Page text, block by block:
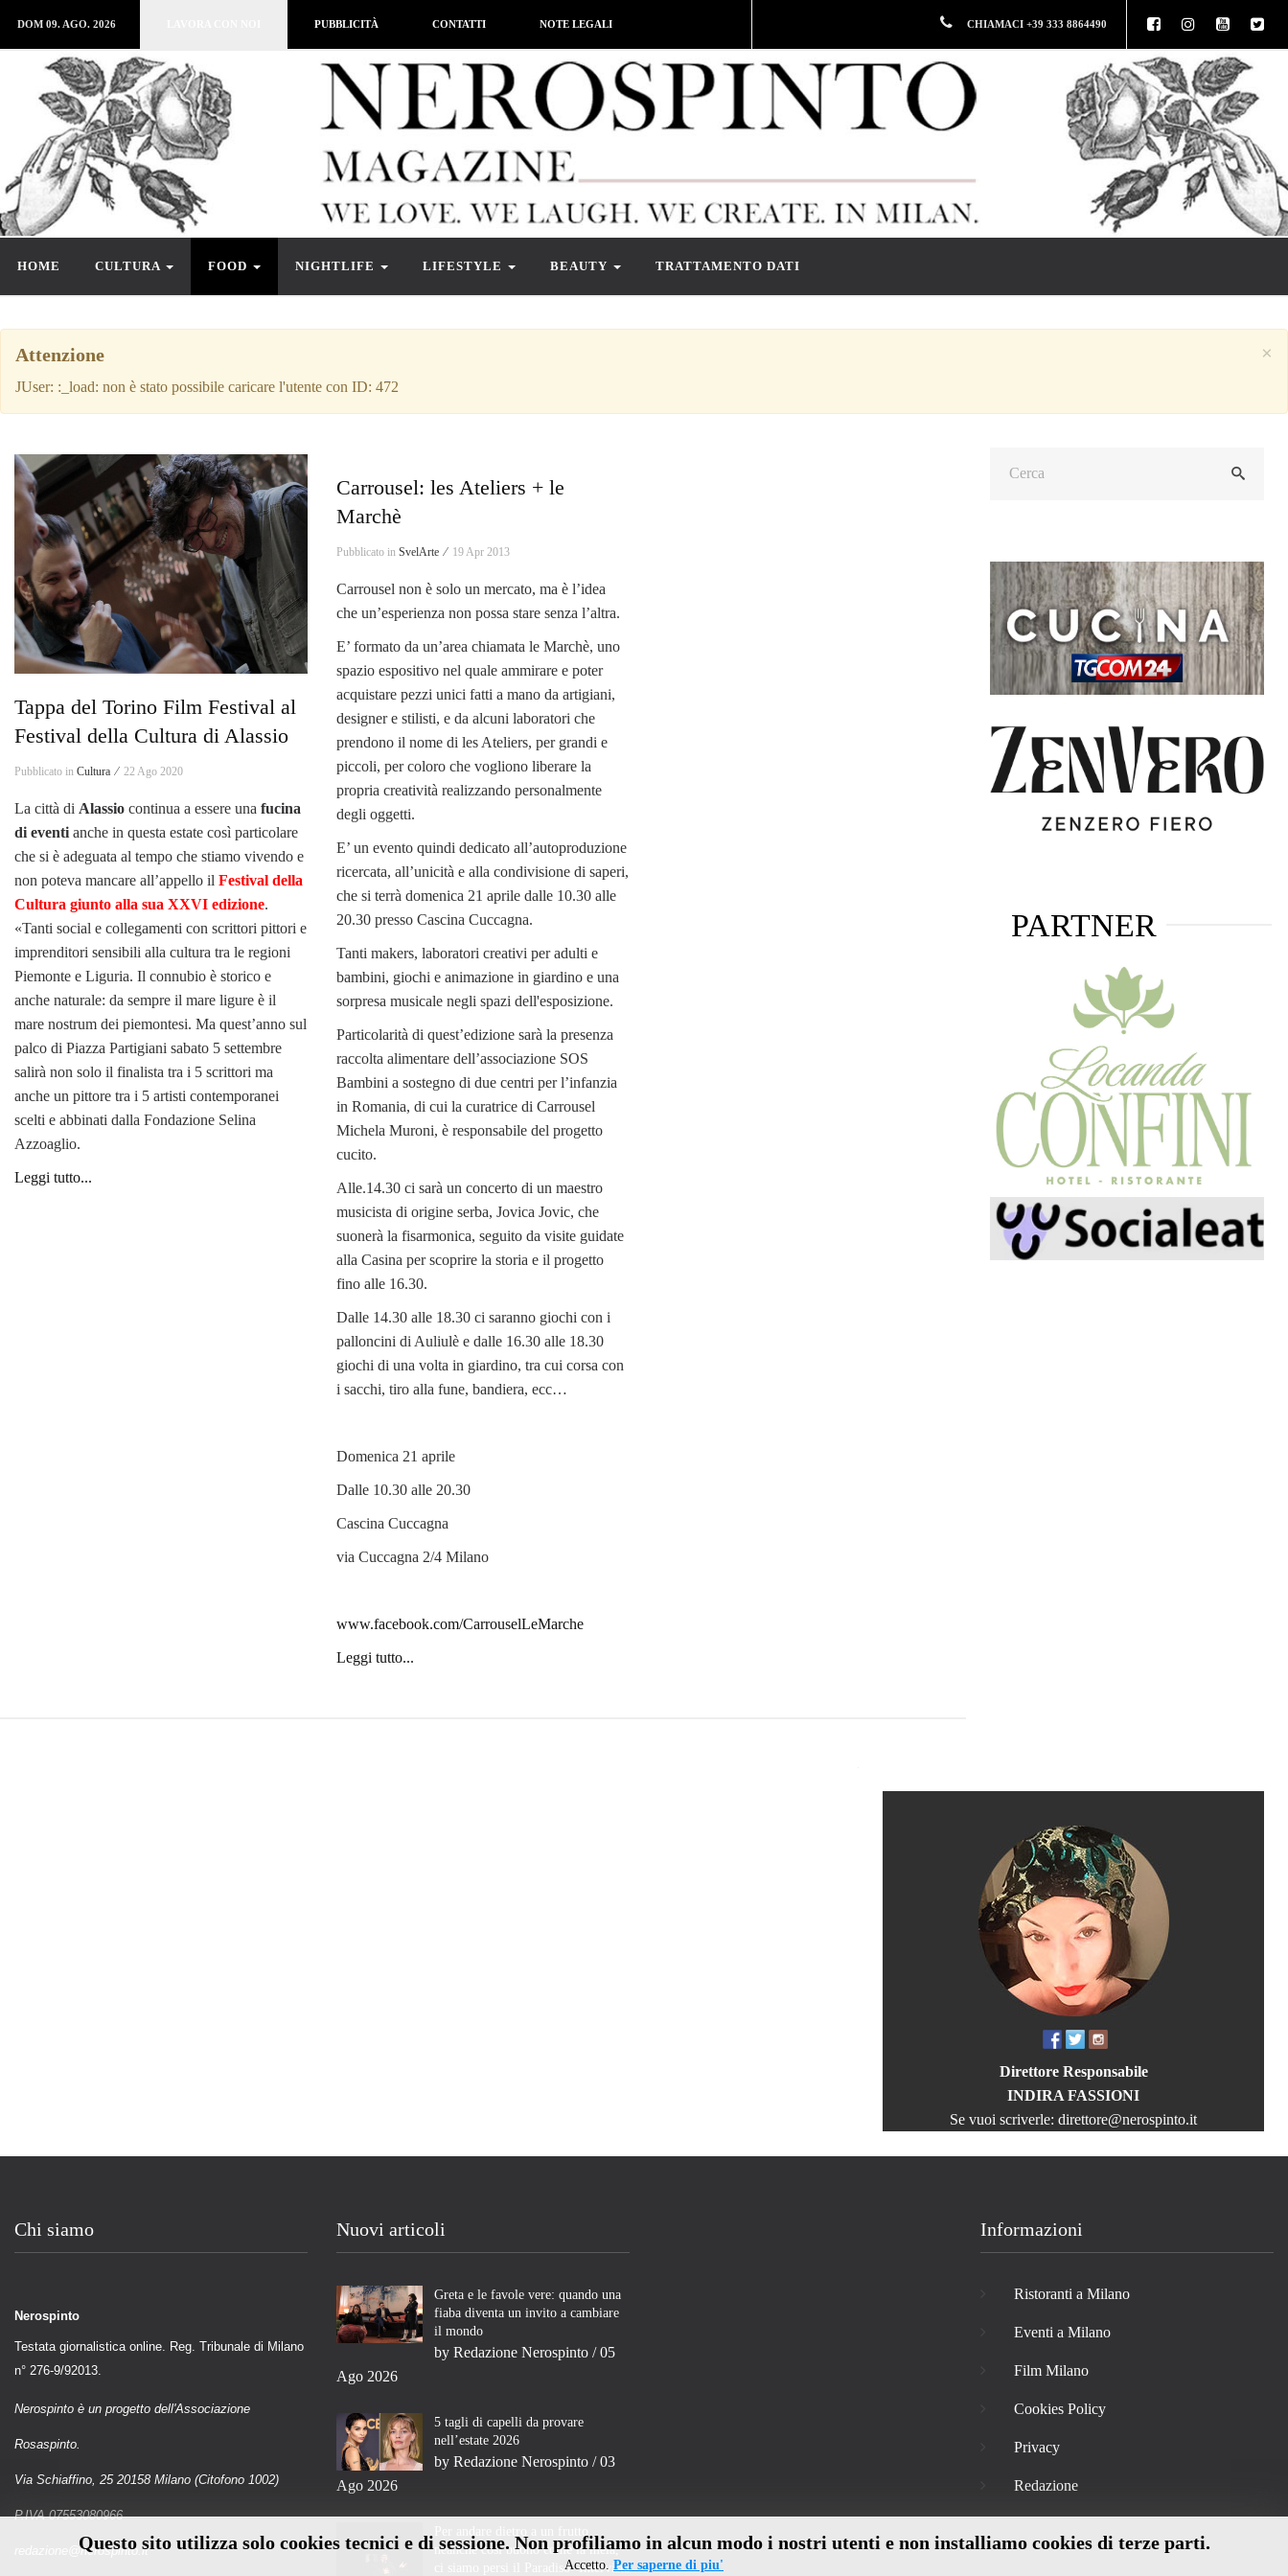
DOM 09. AGO. 2026 PUBBLICITÀ CONTATTI NOTE LEGALI CHIAMACI +39 333 8864490
HOME CULTURA FOOD NIGHTLIFE LIFESTYLE BEAUTY TRATTAMENTO DATI
Questo sito utilizza solo cookies tecnici e di sessione. Non profiliamo in alcun modo i nostri utenti e non installiamo cookies di terze parti.
Accetto. Per saperne di piu'
×
Attenzione
JUser: :_load: non è stato possibile caricare l'utente con ID: 472
Tappa del Torino Film Festival al
Festival della Cultura di Alassio
Pubblicato in Cultura ⁄ 22 Ago 2020
La città di Alassio continua a essere una fucina
di eventi anche in questa estate così particolare
che si è adeguata al tempo che stiamo vivendo e
non poteva mancare all’appello il Festival della
Cultura giunto alla sua XXVI edizione.
«Tanti social e collegamenti con scrittori pittori e
imprenditori sensibili alla cultura tra le regioni
Piemonte e Liguria. Il connubio è storico e
anche naturale: da sempre il mare ligure è il
mare nostrum dei piemontesi. Ma quest’anno sul
palco di Piazza Partigiani sabato 5 settembre
salirà non solo il finalista tra i 5 scrittori ma
anche un pittore tra i 5 artisti contemporanei
scelti e abbinati dalla Fondazione Selina
Azzoaglio.
Leggi tutto...
Carrousel: les Ateliers + le
Marchè
Pubblicato in SvelArte ⁄ 19 Apr 2013
Carrousel non è solo un mercato, ma è l’idea
che un’esperienza non possa stare senza l’altra.
E’ formato da un’area chiamata le Marchè, uno
spazio espositivo nel quale ammirare e poter
acquistare pezzi unici fatti a mano da artigiani,
designer e stilisti, e da alcuni laboratori che
prendono il nome di les Ateliers, per grandi e
piccoli, per coloro che vogliono liberare la
propria creatività realizzando personalmente
degli oggetti.
E’ un evento quindi dedicato all’autoproduzione
ricercata, all’unicità e alla condivisione di saperi,
che si terrà domenica 21 aprile dalle 10.30 alle
20.30 presso Cascina Cuccagna.
Tanti makers, laboratori creativi per adulti e
bambini, giochi e animazione in giardino e una
sorpresa musicale negli spazi dell'esposizione.
Particolarità di quest’edizione sarà la presenza
raccolta alimentare dell’associazione SOS
Bambini a sostegno di due centri per l’infanzia
in Romania, di cui la curatrice di Carrousel
Michela Muroni, è responsabile del progetto
cucito.
Alle.14.30 ci sarà un concerto di un maestro
musicista di origine serba, Jovica Jovic, che
suonerà la fisarmonica, seguito da visite guidate
alla Casina per scoprire la storia e il progetto
fino alle 16.30.
Dalle 14.30 alle 18.30 ci saranno giochi con i
palloncini di Auliulè e dalle 16.30 alle 18.30
giochi di una volta in giardino, tra cui corsa con
i sacchi, tiro alla fune, bandiera, ecc…
Domenica 21 aprile
Dalle 10.30 alle 20.30
Cascina Cuccagna
via Cuccagna 2/4 Milano
www.facebook.com/CarrouselLeMarche
Leggi tutto...
PARTNER
Direttore Responsabile
INDIRA FASSIONI
Se vuoi scriverle: direttore@nerospinto.it
Chi siamo
Nerospinto
Testata giornalistica online. Reg. Tribunale di Milano
n° 276-9/92013.
Nerospinto è un progetto dell'Associazione
Rosaspinto.
Via Schiaffino, 25 20158 Milano (Citofono 1002)
P.IVA 07553080966
redazione@nerospinto.it
Nuovi articoli
Greta e le favole vere: quando una
fiaba diventa un invito a cambiare
il mondo
by Redazione Nerospinto / 05
Ago 2026
5 tagli di capelli da provare
nell’estate 2026
by Redazione Nerospinto / 03
Ago 2026
neanche così buono come la mela,
ci siamo persi il Paradiso- Intervista
Informazioni
Ristoranti a Milano
Eventi a Milano
Film Milano
Cookies Policy
Privacy
Redazione